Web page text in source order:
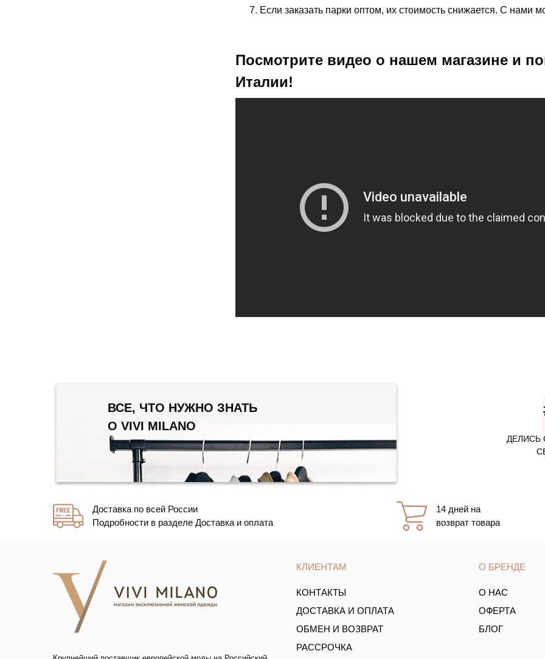
Если заказать парки оптом, их стоимость снижается. С нами
Посмотрите видео о нашем магазине и
Италии!
ВСЕ, ЧТО НУЖНО ЗНАТЬ
О VIVI MILANO
ДЕЛИСЬ
Доставка по всей России
Подробности в разделе Доставка и оплата
14 дней на
возврат товара
КЛИЕНТАМ
КОНТАКТЫ
ДОСТАВКА И ОПЛАТА
ОБМЕН И ВОЗВРАТ
РАССРОЧКА
О БРЕНДЕ
О НАС
ОФЕРТА
БЛОГ